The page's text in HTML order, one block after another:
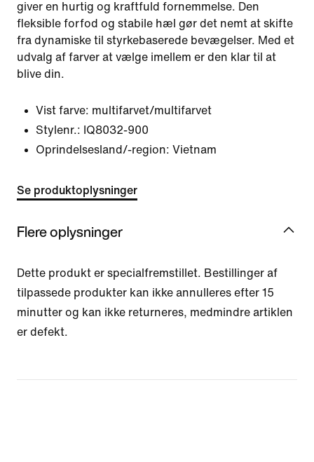
giver en hurtig og kraftfuld fornemmelse. Den
fleksible forfod og stabile hæl gør det nemt at skifte
fra dynamiske til styrkebaserede bevægelser. Med et
udvalg af farver at vælge imellem er den klar til at
blive din.
Vist farve: multifarvet/multifarvet
Stylenr.: IQ8032-900
Oprindelsesland/-region: Vietnam
Se produktoplysninger
Flere oplysninger
Dette produkt er specialfremstillet. Bestillinger af
tilpassede produkter kan ikke annulleres efter 15
minutter og kan ikke returneres, medmindre artiklen
er defekt.